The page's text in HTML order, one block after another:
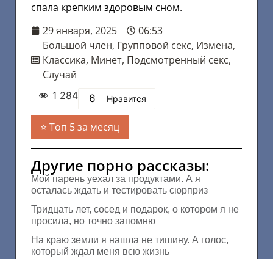
спала крепким здоровым сном.
29 января, 2025
06:53
Большой член, Групповой секс, Измена,
Классика, Минет, Подсмотренный секс,
Случай
1 284 6 Нравится
Топ 5 за месяц
Другие порно рассказы:
Мой парень уехал за продуктами. А я
осталась ждать и тестировать сюрприз
Тридцать лет, сосед и подарок, о котором я не
просила, но точно запомню
На краю земли я нашла не тишину. А голос,
который ждал меня всю жизнь